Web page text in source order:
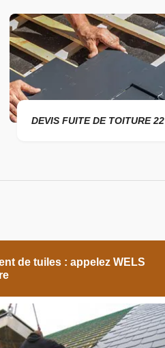
DEVIS FUITE DE TOITURE 22
de tuiles : appelez WELS